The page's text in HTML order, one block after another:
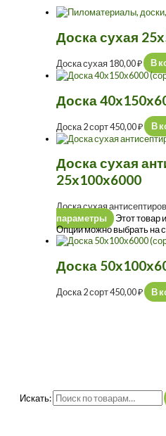
Доска сухая
Доска сухая180,00₽ В
Доска
Доска 2 сорт450,00₽ В
Доска сухая
25х100х6000
Доска сухая
параметры
Этот товар
Опции можно выбрать на
Доска
Доска 2 сорт450,00₽ В
Искать: